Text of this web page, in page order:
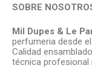
SOBRE
Mil Dupes & Le
perfumeria desde
Calidad
técnica profesional